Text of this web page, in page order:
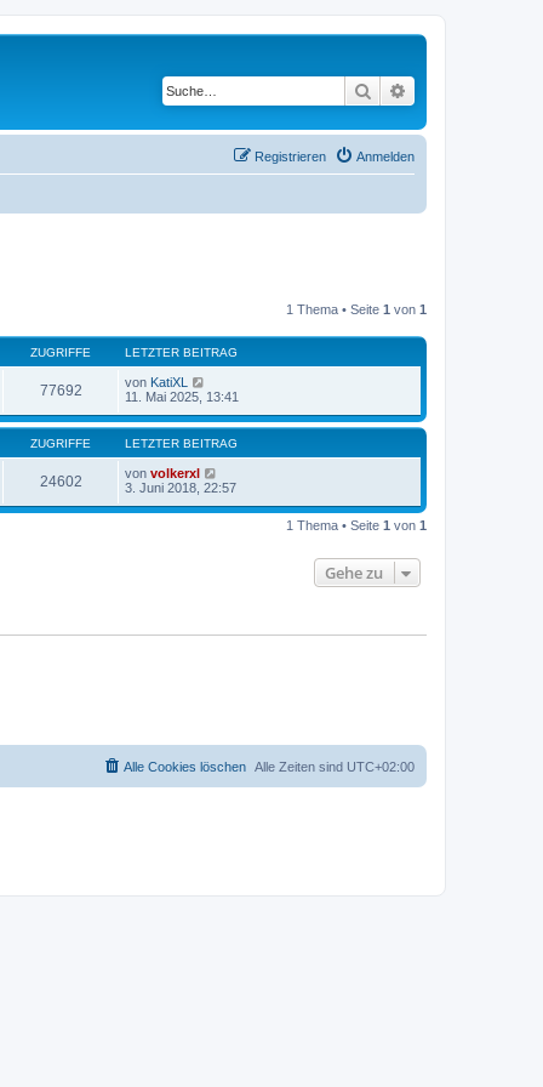
Suche
Anmelden
Registrieren
1 Thema • Seite 1 von 1
ZUGRIFFE LETZTER BEITRAG
77692 von KatiXL
11. Mai 2025, 13:41
ZUGRIFFE LETZTER BEITRAG
24602 von volkerxl
3. Juni 2018, 22:57
1 Thema • Seite 1 von 1
Gehe zu
Alle Zeiten sind UTC+02:00
Alle Cookies löschen